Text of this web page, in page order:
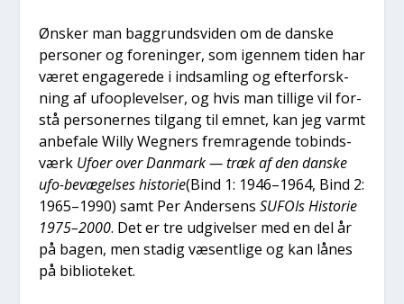
Ønsker man bag­grunds­vi­den om de dan­ske
per­so­ner og for­e­nin­ger, som igen­nem tiden har
været enga­ge­re­de i ind­sam­ling og efter­forsk­
ning af ufoop­le­vel­ser, og hvis man til­li­ge vil for­
stå per­so­ner­nes til­gang til emnet, kan jeg varmt
anbe­fa­le Wil­ly Weg­ners frem­ra­gen­de tobinds­
værk Ufo­er over Dan­mark — træk af den dan­ske
ufo-bevæ­gel­ses histo­rie(Bind 1: 1946–1964, Bind 2:
1965–1990) samt Per Ander­sens SUFOIs Histo­rie
1975–2000. Det er tre udgi­vel­ser med en del år
på bagen, men sta­dig væsent­li­ge og kan lånes
på bibli­o­te­ket.